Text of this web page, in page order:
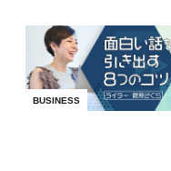
BUSINESS